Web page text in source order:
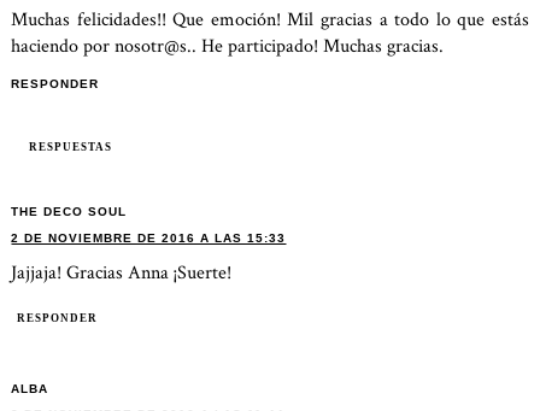
Muchas felicidades!! Que emoción! Mil gracias a todo lo que estás
haciendo por nosotr@s.. He participado! Muchas gracias.
RESPONDER
RESPUESTAS
THE DECO SOUL
2 DE NOVIEMBRE DE 2016 A LAS 15:33
Jajjaja! Gracias Anna ¡Suerte!
RESPONDER
ALBA